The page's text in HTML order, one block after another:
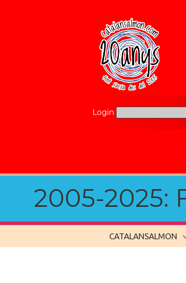
Login
2005-2025:
CATALANSALMON